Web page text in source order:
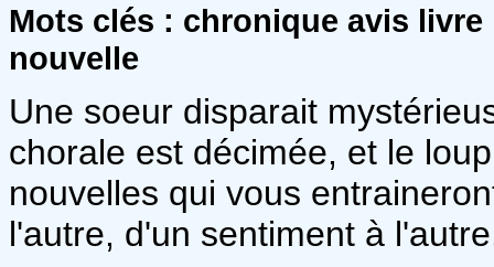
Mots clés : chronique avis
nouvelle
Une soeur disparait
chorale est décimée, et le
nouvelles qui vous
l'autre, d'un sentiment à